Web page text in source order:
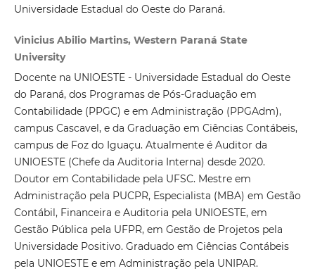
Universidade Estadual do Oeste do Paraná.
Vinicius Abilio Martins, Western Paraná State
University
Docente na UNIOESTE - Universidade Estadual do Oeste
do Paraná, dos Programas de Pós-Graduação em
Contabilidade (PPGC) e em Administração (PPGAdm),
campus Cascavel, e da Graduação em Ciências Contábeis,
campus de Foz do Iguaçu. Atualmente é Auditor da
UNIOESTE (Chefe da Auditoria Interna) desde 2020.
Doutor em Contabilidade pela UFSC. Mestre em
Administração pela PUCPR, Especialista (MBA) em Gestão
Contábil, Financeira e Auditoria pela UNIOESTE, em
Gestão Pública pela UFPR, em Gestão de Projetos pela
Universidade Positivo. Graduado em Ciências Contábeis
pela UNIOESTE e em Administração pela UNIPAR.